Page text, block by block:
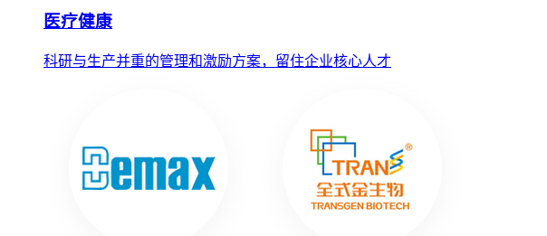
医疗健康
科研与生产并重的管理和激励方案，留住企业核心人才